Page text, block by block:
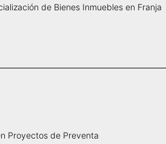
de Bienes Inmuebles en Franja
Proyectos de Preventa